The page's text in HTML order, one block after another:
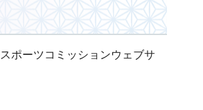
ポーツコミッションウェブサ